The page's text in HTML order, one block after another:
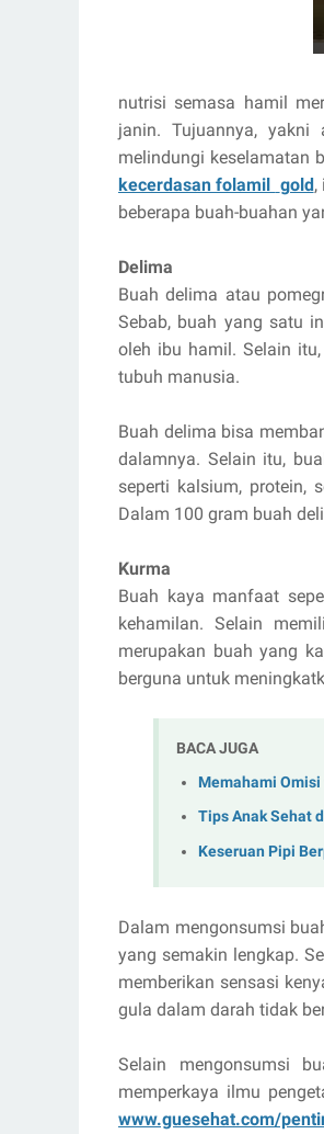
nutrisi semasa hamil
janin. Tujuannya,
melindungi keselamatan
kecerdasan folamil
gold ,
beberapa buah-buahan
Delima
Buah delima atau
Sebab, buah yang satu
oleh ibu hamil. Selain
tubuh manusia.
Buah delima bisa
dalamnya. Selain itu,
seperti kalsium, protein,
Dalam 100 gram buah
Kurma
Buah kaya manfaat
kehamilan. Selain
merupakan buah yang
berguna untuk
BACA JUGA
Memahami
Tips Anak Sehat
Keseruan Pipi
Dalam mengonsumsi
yang semakin lengkap.
memberikan sensasi
gula dalam darah tidak
Selain mengonsumsi
memperkaya ilmu
www.guesehat.com/